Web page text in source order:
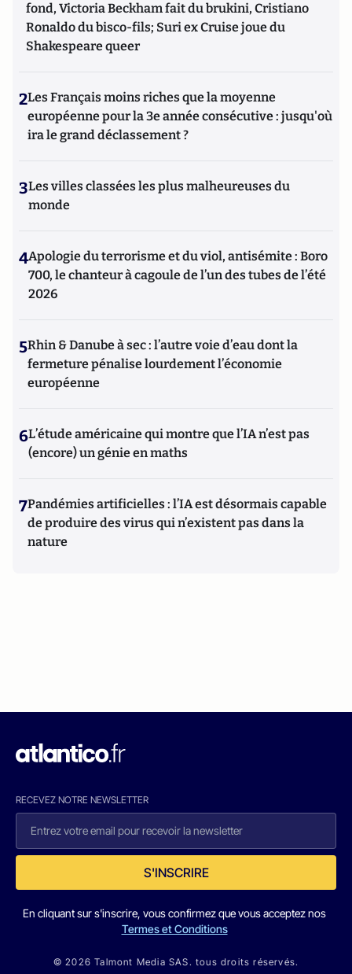
fond, Victoria Beckham fait du brukini, Cristiano
Ronaldo du bisco-fils; Suri ex Cruise joue du
Shakespeare queer
2Les Français moins riches que la moyenne
européenne pour la 3e année consécutive : jusqu'où
ira le grand déclassement ?
3Les villes classées les plus malheureuses du
monde
4Apologie du terrorisme et du viol, antisémite : Boro
700, le chanteur à cagoule de l’un des tubes de l’été
2026
5Rhin & Danube à sec : l’autre voie d’eau dont la
fermeture pénalise lourdement l’économie
européenne
6L’étude américaine qui montre que l’IA n’est pas
(encore) un génie en maths
7Pandémies artificielles : l’IA est désormais capable
de produire des virus qui n’existent pas dans la
nature
RECEVEZ NOTRE NEWSLETTER
S'INSCRIRE
En cliquant sur s'inscrire, vous confirmez que vous acceptez nos
Termes et Conditions
© 2026 Talmont Media SAS. tous droits réservés.